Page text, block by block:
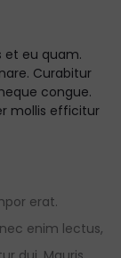
et eu quam.
Curabitur
congue.
mollis efficitur
erat.
enim lectus,